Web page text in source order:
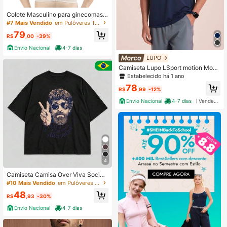
Colete Masculino para ginecomasti
a
#7 Mais Vendido em Pulôveres Tops Loungewear Masculinos
R$79 ,00 -39%
Envio Nacional
4-7 dias
4
Camiseta Camisa Over Viva Socied
ade Alternativa Raul Seixas MBP Bl
#10 Mais Vendido em Pulôveres Tops Loungewear Masculinos
R$48 ,93 -30%
Envio Nacional
4-7 dias
LUPO
Camiseta Lupo LSport motion Mode
lagem Reta Masculina 77353-001
Estabelecido há 1 ano
R$78,99 -12%
Envio Nacional
4-7 dias